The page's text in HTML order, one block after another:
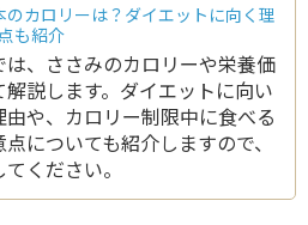
のカロリーは？ダイエットに向く理
も紹介
は、ささみのカロリーや栄養価
解説します。ダイエットに向い
由や、カロリー制限中に食べる
についても紹介しますので、
ください。